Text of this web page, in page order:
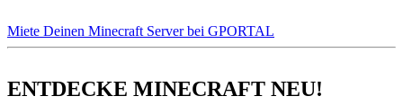
Miete Deinen Minecraft Server bei GPORTAL
ENTDECKE MINECRAFT NEU!